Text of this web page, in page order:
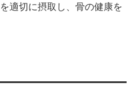
を適切に摂取し、骨の健康を